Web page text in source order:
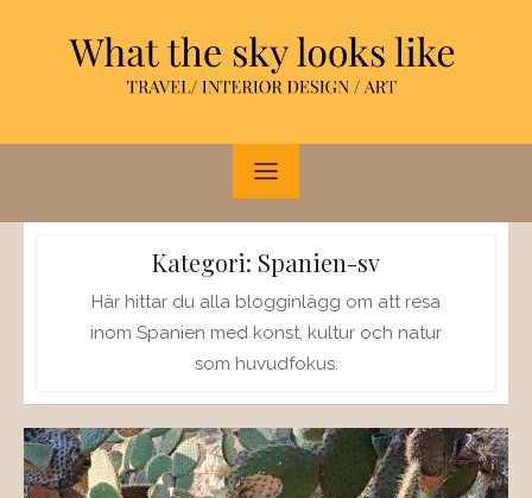
Kategori: Spanien-sv
Här hittar du alla blogginlägg om att resa
inom Spanien med konst, kultur och natur
som huvudfokus.